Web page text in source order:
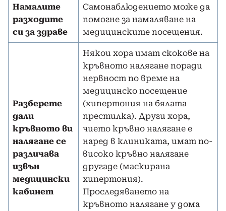
Намалите
разходите
си за здраве
Самонаблюдението може да
помогне за намаляване на
медицинските посещения.
Разберете
дали
кръвното ви
налягане се
различава
извън
медицински
кабинет
Някои хора имат скокове на
кръвното налягане поради
нервност по време на
медицинско посещение
(хипертония на бялата
престилка). Други хора,
чието кръвно налягане е
наред в клиниката, имат по-
високо кръвно налягане
другаде (маскирана
хипертония).
Проследяването на
кръвното налягане у дома